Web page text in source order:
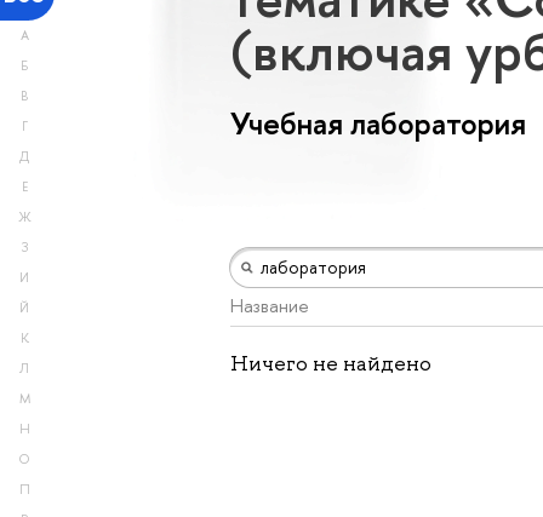
А
Б
В
Г
Д
Е
Ж
З
И
Й
К
Л
М
Н
О
П
(включая
Учебная лаборатория
Название
Ничего не найдено